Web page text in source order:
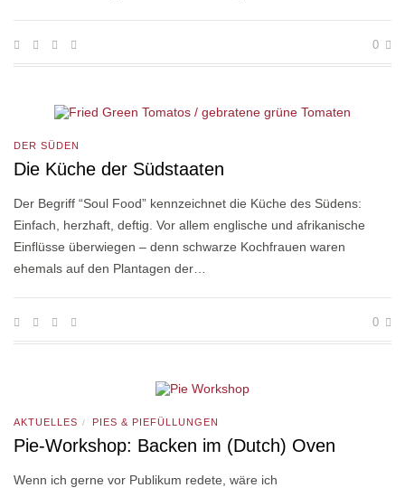
0
DER SÜDEN
Die Küche der Südstaaten
Der Begriff “Soul Food” kennzeichnet die Küche des Südens:
Einfach, herzhaft, deftig. Vor allem englische und afrikanische
Einflüsse überwiegen – denn schwarze Kochfrauen waren
ehemals auf den Plantagen der…
0
AKTUELLES / PIES & PIEFÜLLUNGEN
Pie-Workshop: Backen im (Dutch) Oven
Wenn ich gerne vor Publikum redete, wäre ich